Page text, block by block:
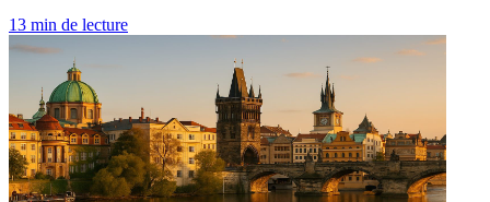
13 min de lecture